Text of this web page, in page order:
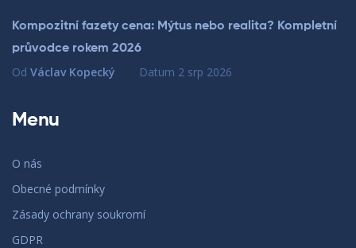
Kompozitní fazety cena: Mýtus nebo realita? Kompletní
průvodce rokem 2026
Od Václav Kopecký Datum 2 srp 2026
Menu
O nás
Obecné podmínky
Zásady ochrany soukromí
GDPR